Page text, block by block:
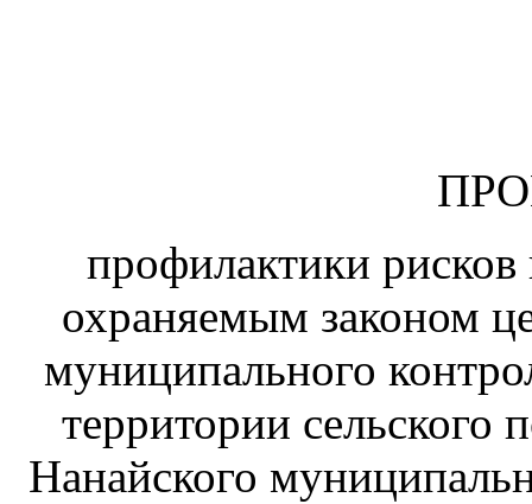
профилактики
охраняемым законом
муниципального
территории
Нанайского